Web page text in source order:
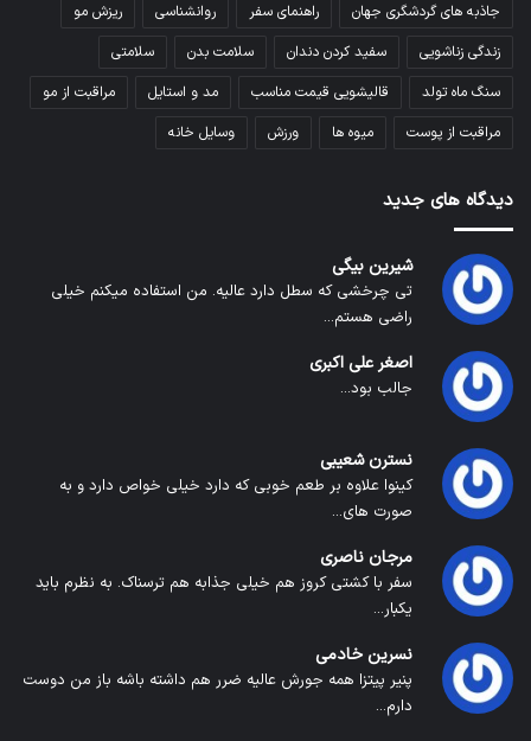
جاذبه های گردشگری جهان
راهنمای سفر روانشناسی
ریزش مو
زندگی زناشویی
سفید کردن دندان سلامت بدن
سلامتی
سنگ ماه تولد
قالیشویی قیمت مناسب مد و استایل
مراقبت از مو
مراقبت از پوست
میوه ها ورزش وسایل خانه
دیدگاه های جدید
شیرین بیگی
تی چرخشی که سطل دارد عالیه. من استفاده میکنم خیلی
راضی هستم...
اصغر علی اکبری
جالب بود...
نسترن شعیبی
کینوا علاوه بر طعم خوبی که دارد خیلی خواص دارد و به
صورت های...
مرجان ناصری
سفر با کشتی کروز هم خیلی جذابه هم ترسناک. به نظرم باید
یکبار...
نسرین خادمی
پنیر پیتزا همه جورش عالیه ضرر هم داشته باشه باز من دوست
دارم...